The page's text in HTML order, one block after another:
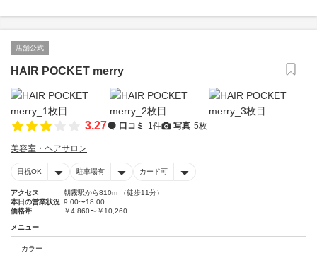
店舗公式
HAIR POCKET merry
3.27 口コミ 1件 写真 5枚
美容室・ヘアサロン
日祝OK 駐車場有 カード可
アクセス
朝霧駅から810m （徒歩11分）
本日の営業状況 9:00〜18:00
価格帯
￥4,860〜￥10,260
メニュー
カラー